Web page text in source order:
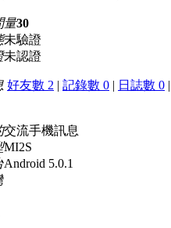
量30
未驗證
未認證
好友數 2 | 記錄數 0 | 日誌數 0 |
交流手機訊息
MI2S
Android 5.0.1